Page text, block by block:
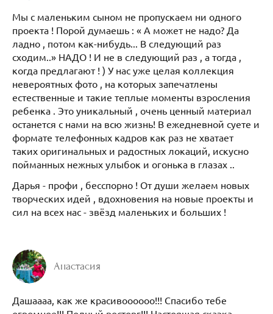
Мы с маленьким сыном не пропускаем ни одного
проекта ! Порой думаешь : « А может не надо? Да
ладно , потом как-нибудь... В следующий раз
сходим..» НАДО ! И не в следующий раз , а тогда ,
когда предлагают ! ) У нас уже целая коллекция
невероятных фото , на которых запечатлены
естественные и такие теплые моменты взросления
ребенка . Это уникальный , очень ценный материал
останется с нами на всю жизнь! В ежедневной суете и
формате телефонных кадров как раз не хватает
таких оригинальных и радостных локаций, искусно
пойманных нежных улыбок и огонька в глазах ..
Дарья - профи , бесспорно ! От души желаем новых
творческих идей , вдохновения на новые проекты и
сил на всех нас - звёзд маленьких и больших !
Анастасия
Дашаааа, как же красивоооооо!!! Спасибо тебе